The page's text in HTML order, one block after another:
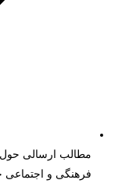
مطالب ارسالی
فرهنگی و اجتماعی